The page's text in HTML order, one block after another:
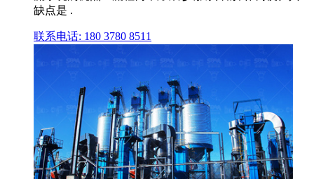
缺点是 .
联系电话: 180 3780 8511